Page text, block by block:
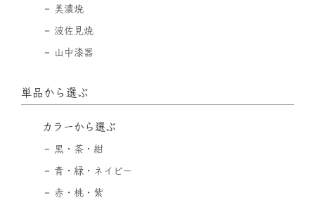
美濃焼
波佐見焼
山中漆器
単品から選ぶ
カラーから選ぶ
黒・茶・紺
青・緑・ネイビー
赤・桃・紫